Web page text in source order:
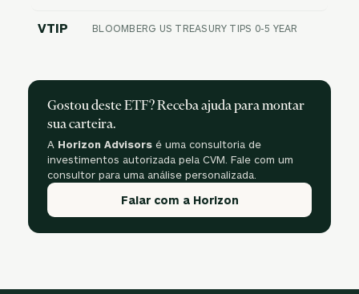
VTIP BLOOMBERG US TREASURY TIPS 0-5 YEAR
Gostou deste ETF? Receba ajuda para montar
sua carteira.
A Horizon Advisors é uma consultoria de
investimentos autorizada pela CVM. Fale com um
consultor para uma análise personalizada.
Falar com a Horizon